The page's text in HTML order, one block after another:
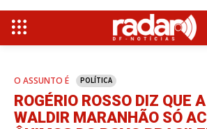
O ASSUNTO É POLÍTICA
ROGÉRIO ROSSO DIZ QUE
WALDIR MARANHÃO SÓ